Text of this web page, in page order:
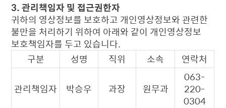
3. 관리책임자 및 접근권한자
귀하의 영상정보를 보호하고 개인영상정보와 관련한
불만을 처리하기 위하여 아래와 같이 개인영상정보
보호책임자를 두고 있습니다.
구분
성명 직위 소속 연락처
관리책임자 박승우 과장 원무과
063-
220-
0304